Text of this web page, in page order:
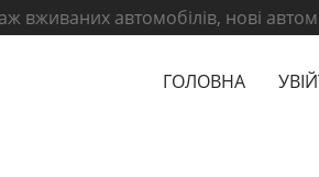
вживаних автомобілів, нові
ГОЛОВНА